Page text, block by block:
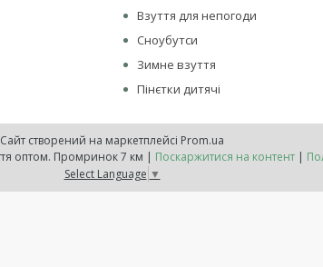
Взуття для непогоди
Сноубутси
Зимне взуття
Пінєтки дитячі
Сайт створений на маркетплейсі Prom.ua
Інтернет-магазин "Обувайка"-продаж взуття оптом. Промринок 7 км | Поскаржитися на контент |
Select Language ▼